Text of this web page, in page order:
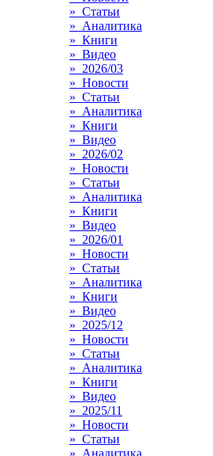
» Статьи
» Аналитика
» Книги
» Видео
» 2026/03
» Новости
» Статьи
» Аналитика
» Книги
» Видео
» 2026/02
» Новости
» Статьи
» Аналитика
» Книги
» Видео
» 2026/01
» Новости
» Статьи
» Аналитика
» Книги
» Видео
» 2025/12
» Новости
» Статьи
» Аналитика
» Книги
» Видео
» 2025/11
» Новости
» Статьи
» Аналитика